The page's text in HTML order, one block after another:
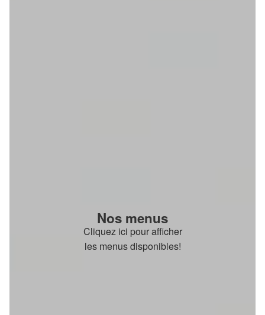
Nos menus
Cliquez ici pour afficher
les menus disponibles!